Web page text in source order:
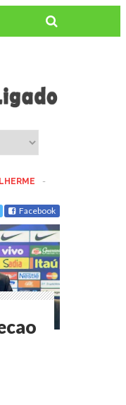
-
Facebook